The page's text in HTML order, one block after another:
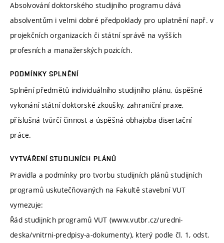
Absolvování doktorského studijního programu dává
absolventům i velmi dobré předpoklady pro uplatnění např. v
projekčních organizacích či státní správě na vyšších
profesních a manažerských pozicích.
PODMÍNKY SPLNĚNÍ
Splnění předmětů individuálního studijního plánu, úspěšné
vykonání státní doktorské zkoušky, zahraniční praxe,
příslušná tvůrčí činnost a úspěšná obhajoba disertační
práce.
VYTVÁŘENÍ STUDIJNÍCH PLÁNŮ
Pravidla a podmínky pro tvorbu studijních plánů studijních
programů uskutečňovaných na Fakultě stavební VUT
vymezuje:
Řád studijních programů VUT (www.vutbr.cz/uredni-
deska/vnitrni-predpisy-a-dokumenty), který podle čl. 1, odst.